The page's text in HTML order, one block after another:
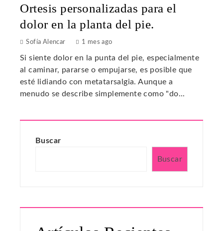
Ortesis personalizadas para el
dolor en la planta del pie.
Sofía Alencar 1 mes ago
Si siente dolor en la punta del pie, especialmente
al caminar, pararse o empujarse, es posible que
esté lidiando con metatarsalgia. Aunque a
menudo se describe simplemente como "do...
Buscar
Buscar